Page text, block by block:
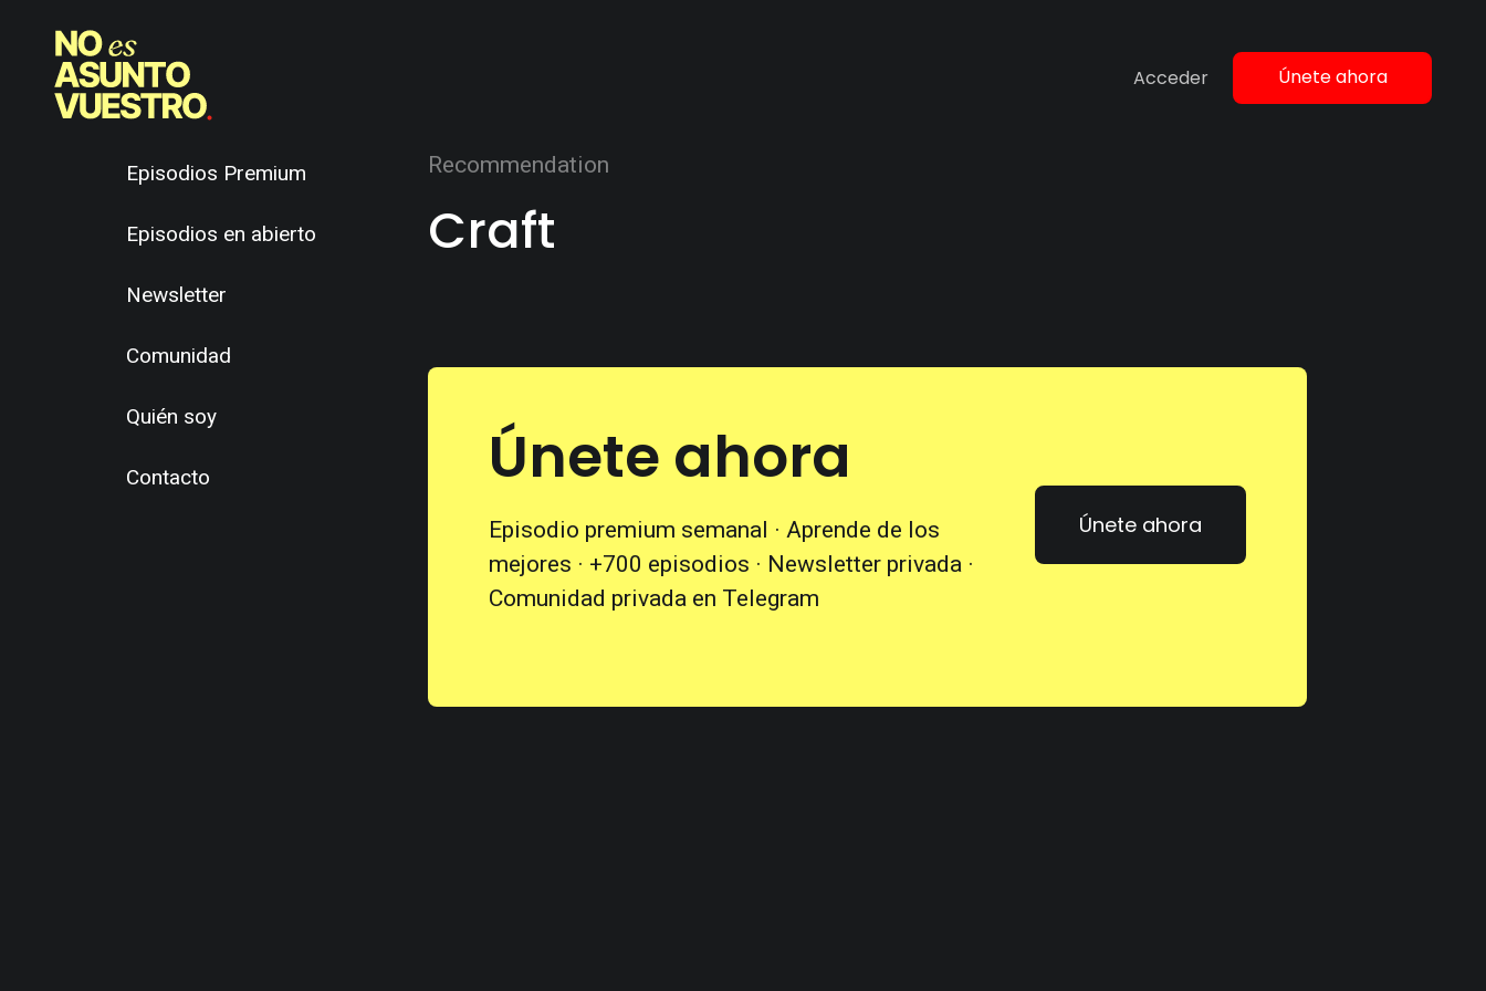
Acceder Únete ahora
Episodios Premium
Episodios en abierto
Newsletter
Comunidad
Quién soy
Contacto
Recommendation
Craft
Únete ahora
Episodio premium semanal · Aprende de los
mejores · +700 episodios · Newsletter privada ·
Comunidad privada en Telegram
Únete ahora